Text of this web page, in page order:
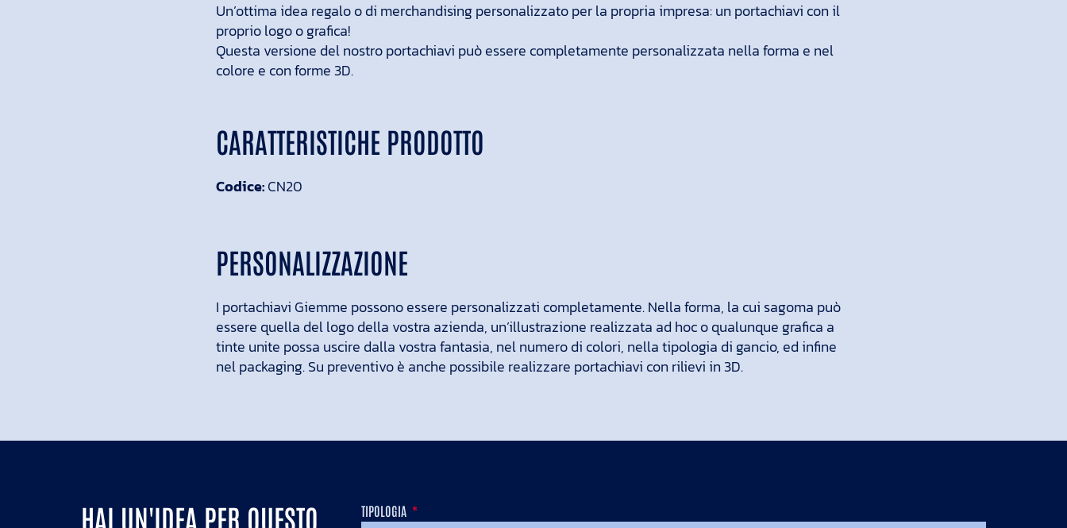
Un’ottima idea regalo o di merchandising personalizzato per la propria impresa: un portachiavi con il
proprio logo o grafica!
Questa versione del nostro portachiavi può essere completamente personalizzata nella forma e nel
colore e con forme 3D.
CARATTERISTICHE PRODOTTO
Codice:CN20
PERSONALIZZAZIONE
I portachiavi Giemme possono essere personalizzati completamente. Nella forma, la cui sagoma può
essere quella del logo della vostra azienda, un’illustrazione realizzata ad hoc o qualunque grafica a
tinte unite possa uscire dalla vostra fantasia, nel numero di colori, nella tipologia di gancio, ed infine
nel packaging. Su preventivo è anche possibile realizzare portachiavi con rilievi in 3D.
HAI UN'IDEA PER QUESTO TIPOLOGIA